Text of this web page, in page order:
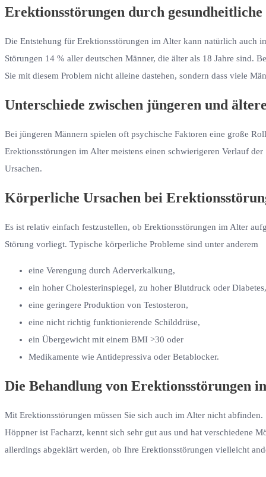
Erektionsstörungen durch
Die Entstehung für Erektionsstörungen im Alter kann natürlich auch
Störungen 14 % aller deutschen Männer, die älter als 18 Jahre sind.
Sie mit diesem Problem nicht alleine dastehen, sondern dass viele
Unterschiede zwischen jüngeren und
Bei jüngeren Männern spielen oft psychische Faktoren eine große
Erektionsstörungen im Alter meistens einen schwierigeren Verlauf
Ursachen.
Körperliche Ursachen bei
Es ist relativ einfach festzustellen, ob Erektionsstörungen im Alter
Störung vorliegt. Typische körperliche Probleme sind unter anderem
eine Verengung durch Aderverkalkung,
ein hoher Cholesterinspiegel, zu hoher Blutdruck oder Diabetes,
eine geringere Produktion von Testosteron,
eine nicht richtig funktionierende Schilddrüse,
ein Übergewicht mit einem BMI >30 oder
Medikamente wie Antidepressiva oder Betablocker.
Die Behandlung von Erektionsstörungen
Mit Erektionsstörungen müssen Sie sich auch im Alter nicht
Höppner ist Facharzt, kennt sich sehr gut aus und hat verschiedene
allerdings abgeklärt werden, ob Ihre Erektionsstörungen vielleicht